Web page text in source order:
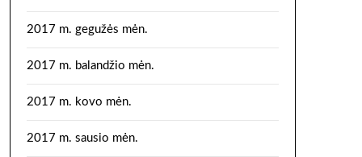
2017 m. gegužės mėn.
2017 m. balandžio mėn.
2017 m. kovo mėn.
2017 m. sausio mėn.